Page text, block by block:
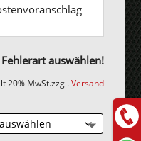
auswählen!
20% MwSt.zzgl.Versand